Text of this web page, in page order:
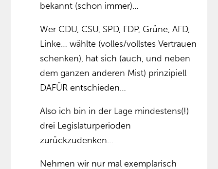
bekannt (schon immer)…
Wer CDU, CSU, SPD, FDP, Grüne, AFD,
Linke… wählte (volles/vollstes Vertrauen
schenken), hat sich (auch, und neben
dem ganzen anderen Mist) prinzipiell
DAFÜR entschieden…
Also ich bin in der Lage mindestens(!)
drei Legislaturperioden
zurückzudenken…
Nehmen wir nur mal exemplarisch